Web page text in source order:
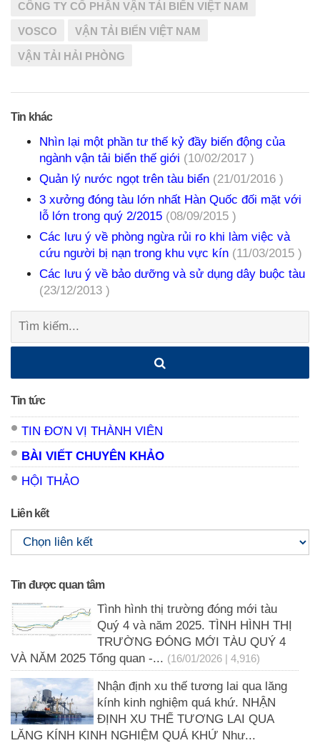
CÔNG TY CỔ PHẦN VẬN TẢI BIỂN VIỆT NAM
VOSCO VẬN TẢI BIỂN VIỆT NAM
VẬN TẢI HẢI PHÒNG
Tin khác
Nhìn lại một phần tư thế kỷ đầy biến động của
ngành vận tải biển thế giới (10/02/2017 )
Quản lý nước ngọt trên tàu biển (21/01/2016 )
3 xưởng đóng tàu lớn nhất Hàn Quốc đối mặt với
lỗ lớn trong quý 2/2015 (08/09/2015 )
Các lưu ý về phòng ngừa rủi ro khi làm việc và
cứu người bị nạn trong khu vực kín (11/03/2015 )
Các lưu ý về bảo dưỡng và sử dụng dây buộc tàu
(23/12/2013 )
Tìm
Tin tức
TIN ĐƠN VỊ THÀNH VIÊN
BÀI VIẾT CHUYÊN KHẢO
HỘI THẢO
Liên kết
Tin được quan tâm
Tình hình thị trường đóng mới tàu
Quý 4 và năm 2025. TÌNH HÌNH THỊ
TRƯỜNG ĐÓNG MỚI TÀU QUÝ 4
VÀ NĂM 2025 Tổng quan -... (16/01/2026 | 4,916)
Nhận định xu thế tương lai qua lăng
kính kinh nghiệm quá khứ. NHẬN
ĐỊNH XU THẾ TƯƠNG LAI QUA
LĂNG KÍNH KINH NGHIỆM QUÁ KHỨ Như...